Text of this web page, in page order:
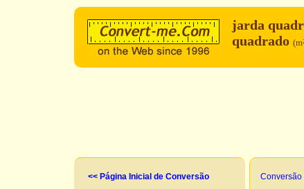
jarda
quadrado
<< Página Inicial de Conversão Conversão